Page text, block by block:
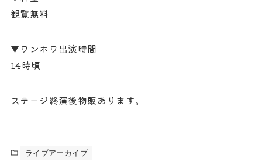
観覧無料
▼ワンホワ出演時間
14時頃
ステージ終演後物販あります。
ライブアーカイブ